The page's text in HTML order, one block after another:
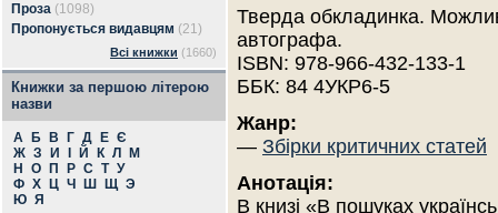
Проза (1098)
Пропонується видавцям (21)
Всі книжки (1660)
Книжки за першою літерою
назви
А Б В Г Д Е Є
Ж З И Й К Л
М
Н
О П Р С Т У
Ф Х Ц Ч Ш Щ Э
Ю Я
Тверда обкладинка.
автографа.
ISBN: 978-966-432-133-1
ББК: 84 4УКР6-5
Жанр:
— Збірки критичних статей
Анотація:
В книзі «В пошуках